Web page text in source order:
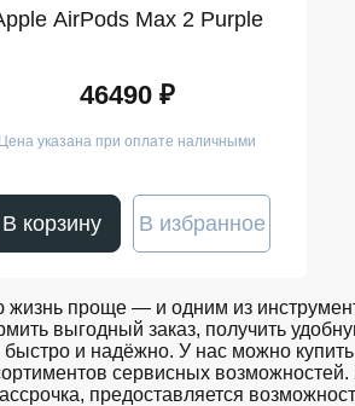
AirPods Max 2 Purple
46490 ₽
Цена указана при оплате наличными
В корзину В избранное
проще — и одним из
выгодный заказ, получить
и надёжно. У нас можно
сервисных
предоставляется